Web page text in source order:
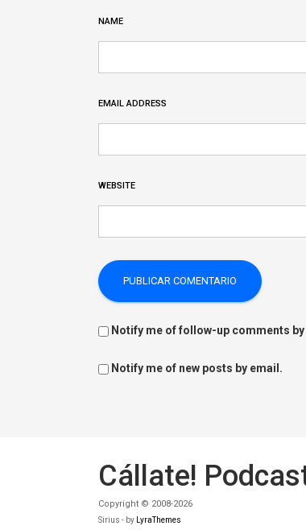
NAME
EMAIL ADDRESS
WEBSITE
Notify me of follow-up comments
Notify me of new posts by email.
Cállate!
Copyright © 2008-2026
Sirius - by LyraThemes